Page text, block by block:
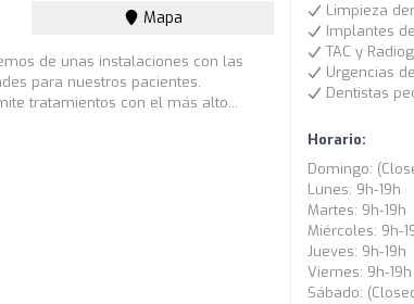
Mapa
de unas instalaciones con las
para nuestros pacientes.
tratamientos con el más alto...
Limpieza
Implantes
TAC y
Urgencias
Dentistas
Horario:
Domingo:
Lunes: 9h-19h
Martes: 9h-19h
Miércoles: 9h-
Jueves: 9h-19h
Viernes: 9h-19h
Sábado: